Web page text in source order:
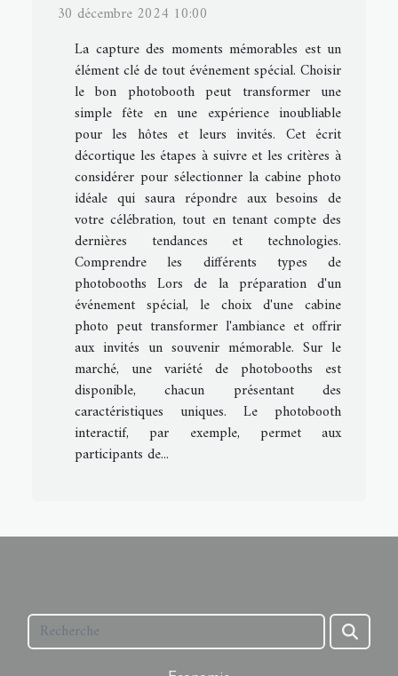
30 décembre 2024 10:00
La capture des moments mémorables est un
élément clé de tout événement spécial. Choisir
le bon photobooth peut transformer une
simple fête en une expérience inoubliable
pour les hôtes et leurs invités. Cet écrit
décortique les étapes à suivre et les critères à
considérer pour sélectionner la cabine photo
idéale qui saura répondre aux besoins de
votre célébration, tout en tenant compte des
dernières tendances et technologies.
Comprendre les différents types de
photobooths Lors de la préparation d'un
événement spécial, le choix d'une cabine
photo peut transformer l'ambiance et offrir
aux invités un souvenir mémorable. Sur le
marché, une variété de photobooths est
disponible, chacun présentant des
caractéristiques uniques. Le photobooth
interactif, par exemple, permet aux
participants de...